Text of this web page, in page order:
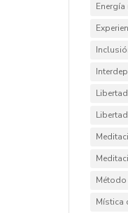
Energía
Libertad
Método
Mística